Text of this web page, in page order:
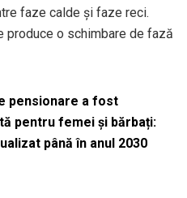
faze calde și faze reci.
produce o schimbare de fază
pensionare a fost
pentru femei și bărbați:
până în anul 2030